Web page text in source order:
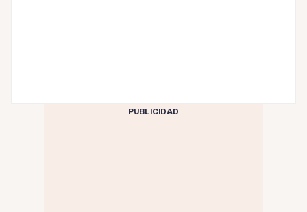
PUBLICIDAD